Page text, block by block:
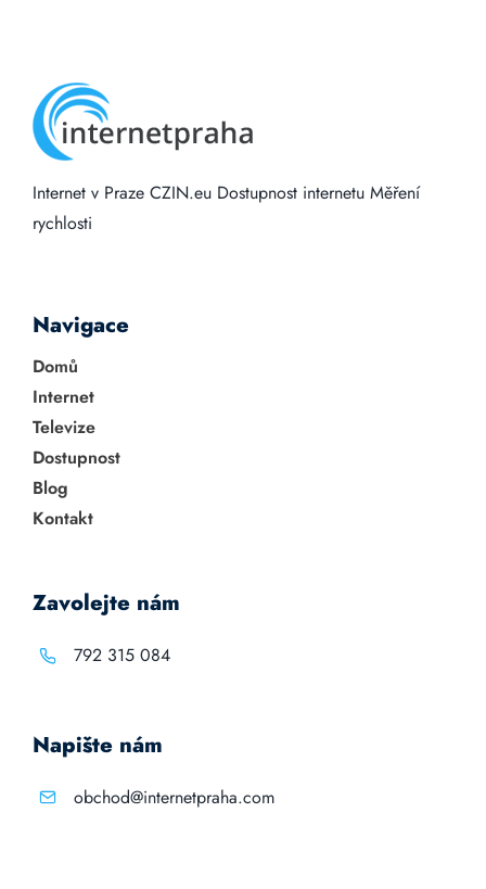
Internet v Praze CZIN.eu Dostupnost internetu Měření
rychlosti
Navigace
Domů
Internet
Televize
Dostupnost
Blog
Kontakt
Zavolejte nám
792 315 084
Napište nám
obchod@internetpraha.com